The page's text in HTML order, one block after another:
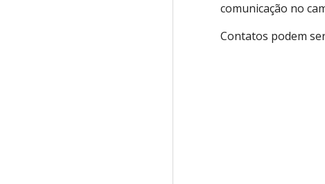
comunicação no
Contatos podem